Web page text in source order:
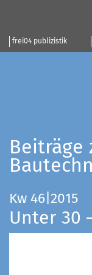
frei04 publizistik
Beiträge
Kw 46|2015
Unter 30